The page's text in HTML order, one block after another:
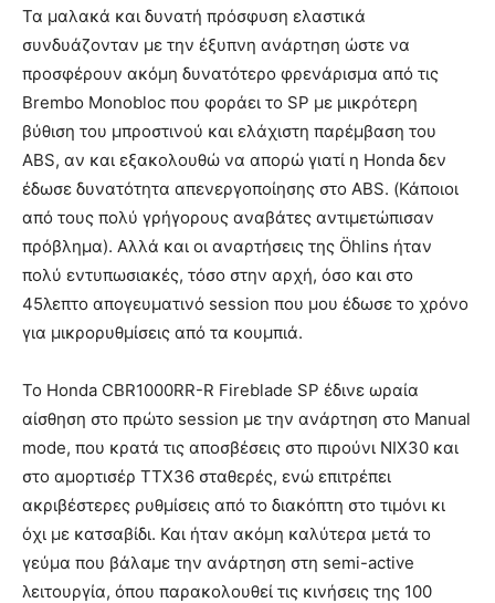
Τα μαλακά και δυνατή πρόσφυση ελαστικά
συνδυάζονταν με την έξυπνη ανάρτηση ώστε να
προσφέρουν ακόμη δυνατότερο φρενάρισμα από τις
Brembo Monobloc που φοράει το SP με μικρότερη
βύθιση του μπροστινού και ελάχιστη παρέμβαση του
ABS, αν και εξακολουθώ να απορώ γιατί η Honda δεν
έδωσε δυνατότητα απενεργοποίησης στο ABS. (Κάποιοι
από τους πολύ γρήγορους αναβάτες αντιμετώπισαν
πρόβλημα). Αλλά και οι αναρτήσεις της Öhlins ήταν
πολύ εντυπωσιακές, τόσο στην αρχή, όσο και στο
45λεπτο απογευματινό session που μου έδωσε το χρόνο
για μικρορυθμίσεις από τα κουμπιά.
Το Honda CBR1000RR-R Fireblade SP έδινε ωραία
αίσθηση στο πρώτο session με την ανάρτηση στο Manual
mode, που κρατά τις αποσβέσεις στο πιρούνι NIX30 και
στο αμορτισέρ TTX36 σταθερές, ενώ επιτρέπει
ακριβέστερες ρυθμίσεις από το διακόπτη στο τιμόνι κι
όχι με κατσαβίδι. Και ήταν ακόμη καλύτερα μετά το
γεύμα που βάλαμε την ανάρτηση στη semi-active
λειτουργία, όπου παρακολουθεί τις κινήσεις της 100